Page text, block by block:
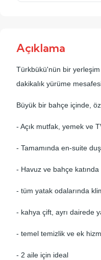
Açıklama
Türkbükü'nün bir
dakikalık yürüme
Büyük bir bahçe içinde,
- Açık mutfak, yemek ve
- Tamamında en-suite
- Havuz ve bahçe
- tüm yatak odalarında
- kahya çift, ayrı dairede
- temel temizlik ve ek
- 2 aile için ideal